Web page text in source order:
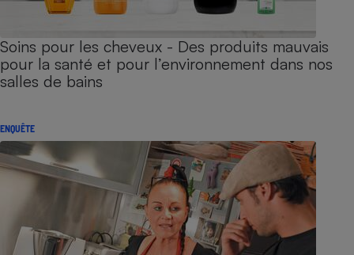
Soins pour les cheveux - Des produits mauvais
pour la santé et pour l’environnement dans nos
salles de bains
ENQUÊTE